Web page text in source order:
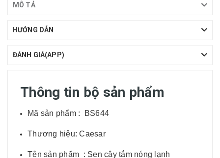
MÔ TẢ
HƯỚNG DẪN
ĐÁNH GIÁ(APP)
Thông tin bộ sản phẩm
Mã sản phẩm : BS644
Thương hiệu: Caesar
Tên sản phẩm : Sen cây tắm nóng lạnh